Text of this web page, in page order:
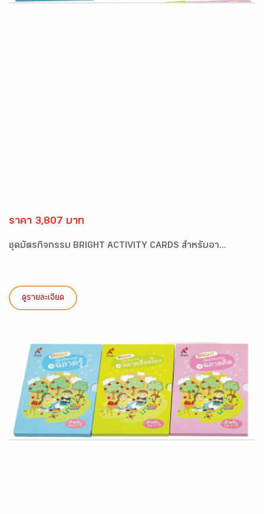
ราคา 3,807 บาท
ชุดบัตรกิจกรรม BRIGHT ACTIVITY CARDS สำหรับอา...
ดูรายละเอียด